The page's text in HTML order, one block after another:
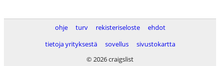
ohje turv rekisteriseloste
ehdot
tietoja yrityksestä
sovellus
sivustokartta
© 2026 craigslist